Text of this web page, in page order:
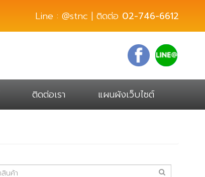
Line : @stnc | ติดต่อ 02-746-6612
ติดต่อเรา แผนผังเว็บไซต์